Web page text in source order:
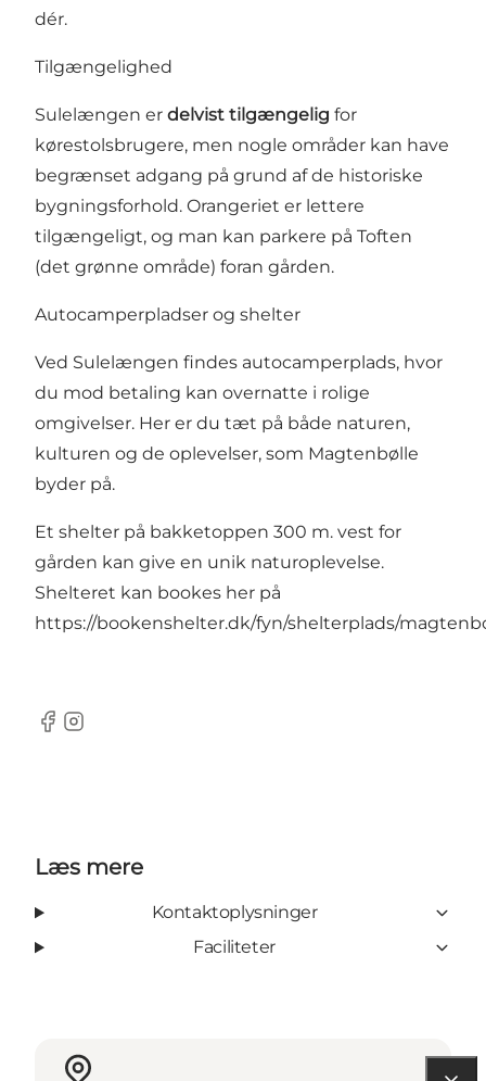
dér.
Tilgængelighed
Sulelængen er delvist tilgængelig for
kørestolsbrugere, men nogle områder kan have
begrænset adgang på grund af de historiske
bygningsforhold. Orangeriet er lettere
tilgængeligt, og man kan parkere på Toften
(det grønne område) foran gården.
Autocamperpladser og shelter
Ved Sulelængen findes autocamperplads, hvor
du mod betaling kan overnatte i rolige
omgivelser. Her er du tæt på både naturen,
kulturen og de oplevelser, som Magtenbølle
byder på.
Et shelter på bakketoppen 300 m. vest for
gården kan give en unik naturoplevelse.
Shelteret kan bookes her på
https://bookenshelter.dk/fyn/shelterplads/
Facebook
Instagram
Læs mere
Kontaktoplysninger
Faciliteter